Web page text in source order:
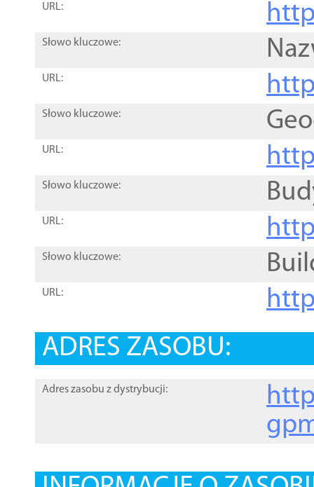
URL:
Słowo kluczowe:
URL:
Słowo kluczowe:
URL:
Słowo kluczowe:
URL:
Słowo kluczowe:
URL:
ADRES ZASOBU:
Adres zasobu z dystrybucji: